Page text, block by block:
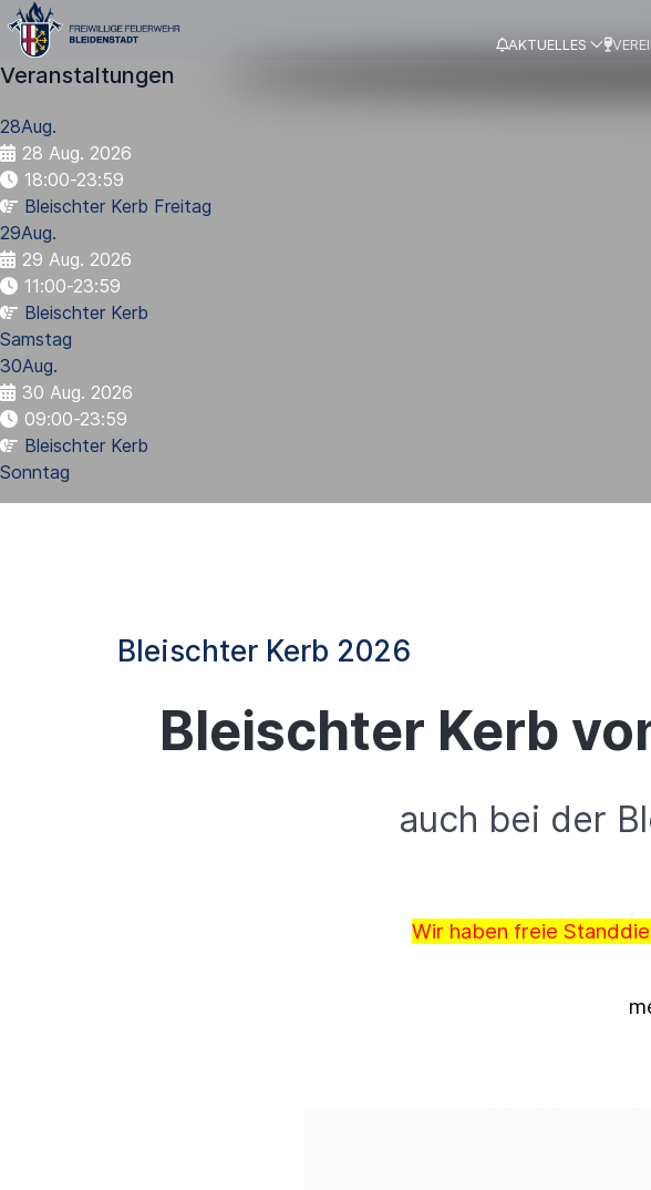
AKTUELLES
Veranstaltungen
28Aug.
28 Aug. 2026
18:00-23:59
Bleischter Kerb Freitag
29Aug.
29 Aug. 2026
11:00-23:59
Bleischter Kerb
Samstag
30Aug.
30 Aug. 2026
09:00-23:59
Bleischter Kerb
Sonntag
Bleischter Kerb 2026
Bleischter Kerb
auch bei der
Wir haben freie